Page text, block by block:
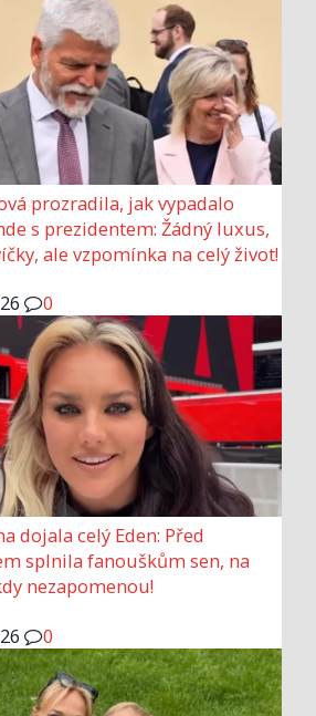
prozradila, jak vypadalo
s prezidentem: Žádný luxus,
ale vzpomínka na celý život!
0
dojala celý Eden: Před
splnila fanouškům sen, na
nezapomenou!
0